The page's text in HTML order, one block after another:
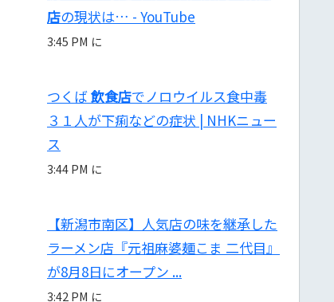
店の現状は… - YouTube
3:45 PM に
つくば飲食店でノロウイルス食中毒
３１人が下痢などの症状 | NHKニュー
ス
3:44 PM に
【新潟市南区】人気店の味を継承した
ラーメン店『元祖麻婆麺こま 二代目』
が8月8日にオープン ...
3:42 PM に